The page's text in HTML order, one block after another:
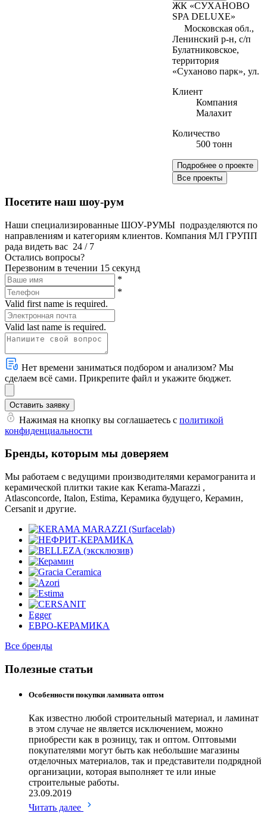
ЖК «СУХАНОВО
SPA DELUXE»
Московская обл.,
Ленинский р-н, с/п
Булатниковское,
территория
«Суханово парк», ул.
Клиент
Компания
Малахит
Количество
500 тонн
Подробнее о проекте
Все проекты
Посетите наш шоу-рум
Наши специализированные ШОУ-РУМЫ подразделяются по
направлениям и категориям клиентов. Компания МЛ ГРУПП
рада видеть вас 24 / 7
Остались вопросы?
Перезвоним в течении 15 секунд
*
*
Valid first name is required.
Valid last name is required.
Нет времени заниматься подбором и анализом? Мы
сделаем всё сами. Прикрепите файл и укажите бюджет.
Оставить заявку
Нажимая на кнопку вы соглашаетесь с политикой
конфиденциальности
Бренды, которым мы доверяем
Мы работаем с ведущими производителями керамогранита и
керамической плитки такие как Kerama-Marazzi ,
Atlasconcorde, Italon, Estima, Керамика будущего, Керамин,
Cersanit и другие.
Egger
ЕВРО-КЕРАМИКА
Все бренды
Полезные статьи
Особенности покупки ламината оптом
Как известно любой строительный материал, и ламинат
в этом случае не является исключением, можно
приобрести как в розницу, так и оптом. Оптовыми
покупателями могут быть как небольшие магазины
отделочных материалов, так и представители подрядной
организации, которая выполняет те или иные
строительные работы.
23.09.2019
Читать далее